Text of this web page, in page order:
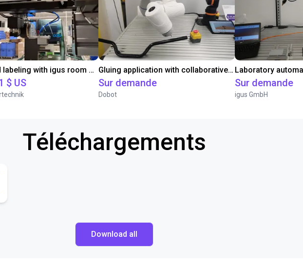
Automated labeling with igus room gantry and a cab label printer
$ US
Gluing application with collaborative robot
Sur demande
Dobot
Sur demande
igus GmbH
Téléchargements
Download all